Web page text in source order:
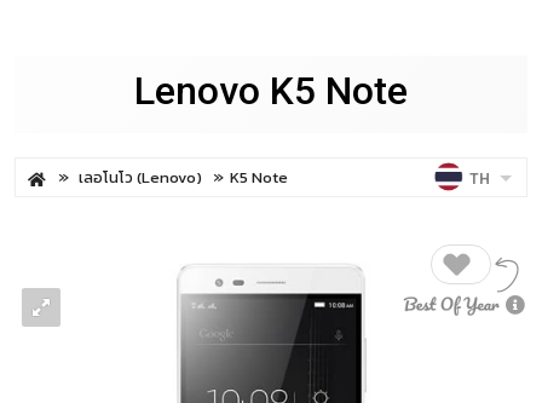
Lenovo K5 Note
เลอโนโว (Lenovo) K5 Note TH